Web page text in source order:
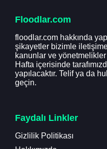
Floodlar.com
floodlar.com hakkında
şikayetler bizimle
kanunlar ve
Hafta içerisinde
yapılacaktır. Telif ya da
geçin.
Faydalı Linkler
Gizlilik Politikası